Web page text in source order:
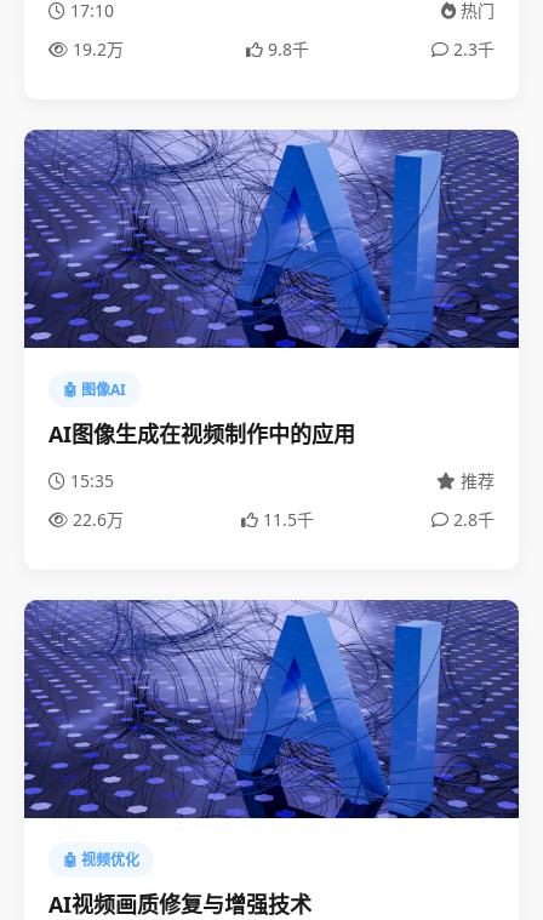
17:10
热门
19.2万
9.8千 2.3千
🤖 图像AI
AI图像生成在视频制作中的应用
15:35
推荐
22.6万
11.5千 2.8千
🤖 视频优化
AI视频画质修复与增强技术